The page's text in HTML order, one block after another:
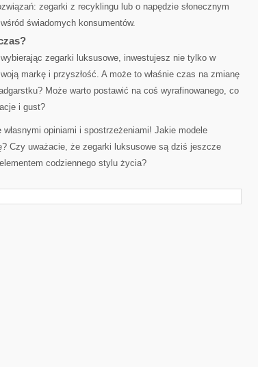
zegarki z recyklingu lub o napędzie słonecznym
świadomych konsumentów.
zegarki luksusowe, inwestujesz nie tylko w
markę i przyszłość. A może to właśnie czas na zmianę
Może warto postawić na coś wyrafinowanego, co
i gust?
opiniami i spostrzeżeniami! Jakie modele
Czy uważacie, że zegarki luksusowe są dziś jeszcze
codziennego stylu życia?